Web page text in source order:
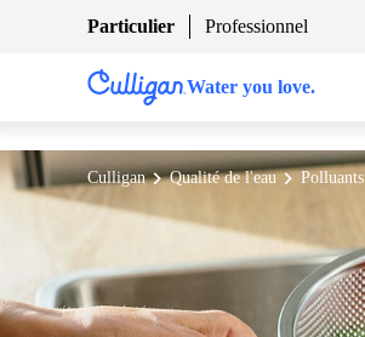
Particulier Professionnel
Water you love.
Culligan Qualité de l'eau Polluants